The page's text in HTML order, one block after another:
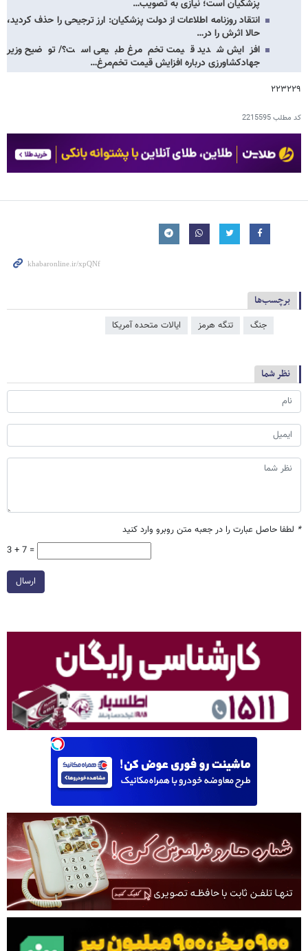
پزشکیان است؛ نیازی به تصویب…
انتقاد روزنامه اطلاعات از دولت پزشکیان: ارز ترجیحی را حذف کردید،
حالا اثرش را در…
افزایش شدید قیمت تخم‌مرغ طبیعی است؟/ توضیح وزیر
جهادکشاورزی درباره افزایش قیمت تخم‌مرغ…
۲۲۳۲۲۹
کد مطلب2215595
برچسب‌ها
جنگ تنگه هرمز ایالات متحده آمریکا
نظر شما
* لطفا حاصل عبارت را در جعبه متن روبرو وارد کنید
3 + 7 =
ارسال